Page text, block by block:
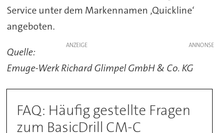
Service unter dem Markennamen ‚Quickline‘
angeboten.
ANZEIGE
Quelle:
Emuge-Werk Richard Glimpel GmbH & Co. KG
FAQ: Häufig gestellte Fragen
zum BasicDrill CM-C